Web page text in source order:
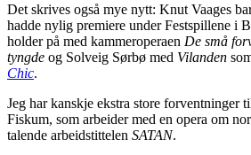
Det skrives også mye nytt: Knut Vaages
hadde nylig premiere under Festspillene i
holder på med kammeroperaen De små
tyngde og Solveig Sørbø med Vilanden
Chic.
Jeg har kanskje ekstra store forventninger
Fiskum, som arbeider med en opera om
talende arbeidstittelen SATAN.